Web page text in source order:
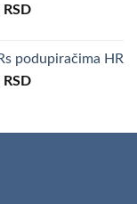
RSDCurrent
151.410,00 RSD.
podupiračima HR
RSDCurrent
106.808,00 RSD.